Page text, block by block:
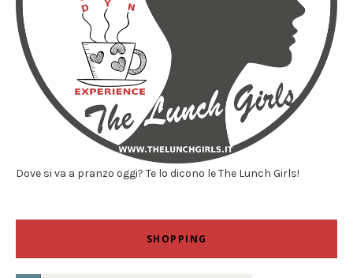
Dove si va a pranzo oggi? Te lo dicono le The Lunch Girls!
SHOPPING